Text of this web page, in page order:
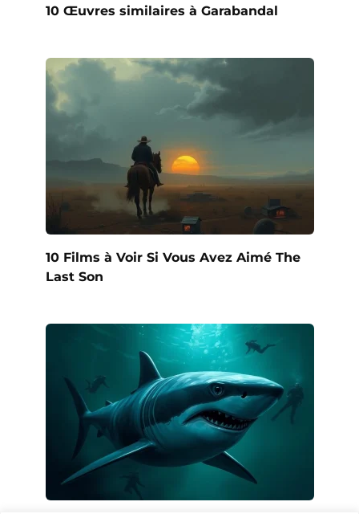
10 Œuvres similaires à Garabandal
10 Films à Voir Si Vous Avez Aimé The
Last Son